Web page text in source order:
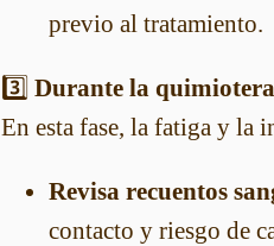
previo al tratamiento.
3️⃣ Durante la
En esta fase, la fatiga y la
Revisa recuentos
contacto y riesgo de